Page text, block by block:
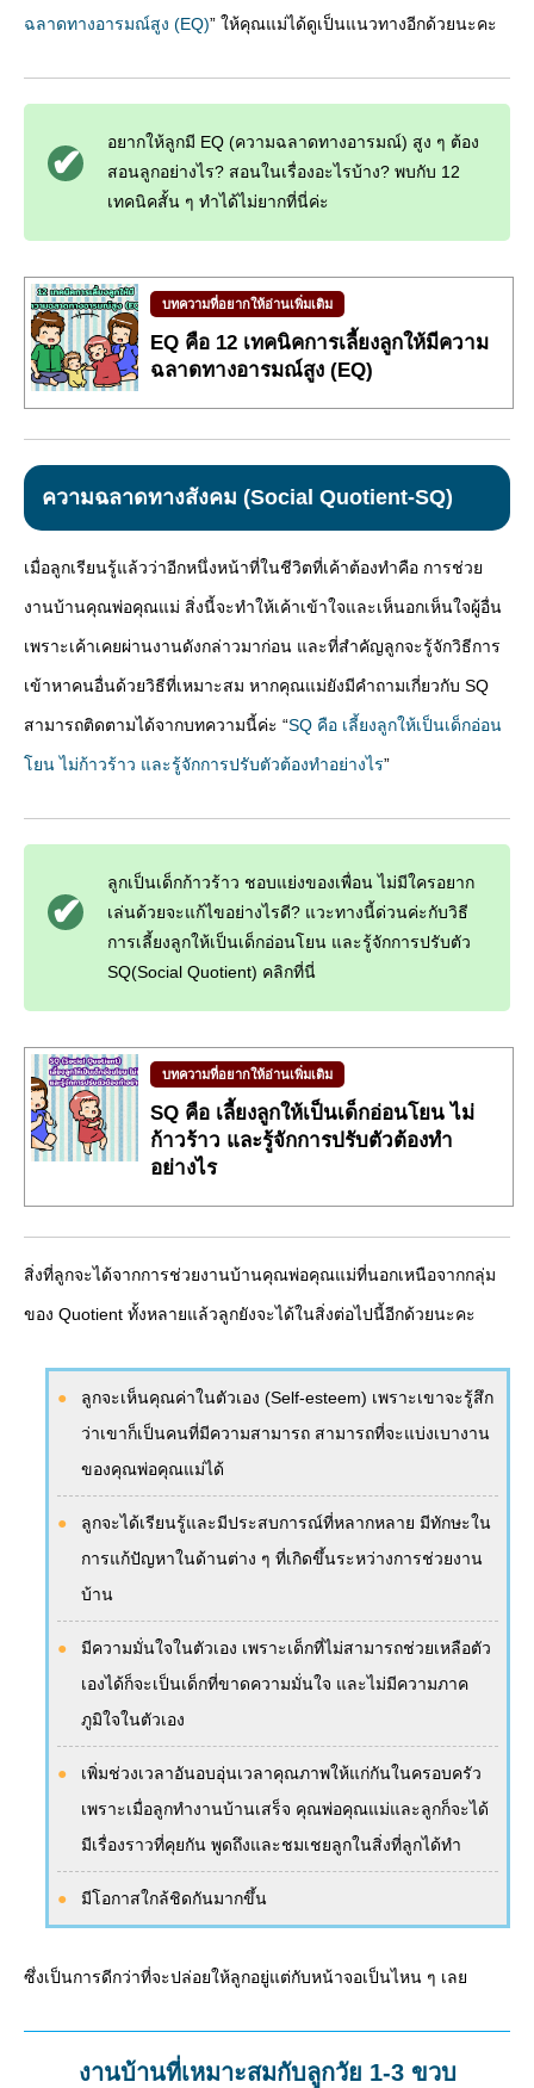
ฉลาดทางอารมณ์สูง (EQ)” ให้คุณแม่ได้ดูเป็นแนวทางอีกด้วยนะคะ
อยากให้ลูกมี EQ (ความฉลาดทางอารมณ์) สูง ๆ ต้อง
สอนลูกอย่างไร? สอนในเรื่องอะไรบ้าง? พบกับ 12
เทคนิคสั้น ๆ ทำได้ไม่ยากที่นี่ค่ะ
บทความที่อยากให้อ่านเพิ่มเติม
EQ คือ 12 เทคนิคการเลี้ยงลูกให้มีความ
ฉลาดทางอารมณ์สูง (EQ)
ความฉลาดทางสังคม (Social Quotient-SQ)
เมื่อลูกเรียนรู้แล้วว่าอีกหนึ่งหน้าที่ในชีวิตที่เค้าต้องทำคือ การช่วย
งานบ้านคุณพ่อคุณแม่ สิ่งนี้จะทำให้เค้าเข้าใจและเห็นอกเห็นใจผู้อื่น
เพราะเค้าเคยผ่านงานดังกล่าวมาก่อน และที่สำคัญลูกจะรู้จักวิธีการ
เข้าหาคนอื่นด้วยวิธีที่เหมาะสม หากคุณแม่ยังมีคำถามเกี่ยวกับ SQ
สามารถติดตามได้จากบทความนี้ค่ะ “SQ คือ เลี้ยงลูกให้เป็นเด็กอ่อน
โยน ไม่ก้าวร้าว และรู้จักการปรับตัวต้องทำอย่างไร”
ลูกเป็นเด็กก้าวร้าว ชอบแย่งของเพื่อน ไม่มีใครอยาก
เล่นด้วยจะแก้ไขอย่างไรดี? แวะทางนี้ด่วนค่ะกับวิธี
การเลี้ยงลูกให้เป็นเด็กอ่อนโยน และรู้จักการปรับตัว
SQ(Social Quotient) คลิกที่นี่
บทความที่อยากให้อ่านเพิ่มเติม
SQ คือ เลี้ยงลูกให้เป็นเด็กอ่อนโยน ไม่
ก้าวร้าว และรู้จักการปรับตัวต้องทำ
อย่างไร
สิ่งที่ลูกจะได้จากการช่วยงานบ้านคุณพ่อคุณแม่ที่นอกเหนือจากกลุ่ม
ของ Quotient ทั้งหลายแล้วลูกยังจะได้ในสิ่งต่อไปนี้อีกด้วยนะคะ
ลูกจะเห็นคุณค่าในตัวเอง (Self-esteem) เพราะเขาจะรู้สึก
ว่าเขาก็เป็นคนที่มีความสามารถ สามารถที่จะแบ่งเบางาน
ของคุณพ่อคุณแม่ได้
ลูกจะได้เรียนรู้และมีประสบการณ์ที่หลากหลาย มีทักษะใน
การแก้ปัญหาในด้านต่าง ๆ ที่เกิดขึ้นระหว่างการช่วยงาน
บ้าน
มีความมั่นใจในตัวเอง เพราะเด็กที่ไม่สามารถช่วยเหลือตัว
เองได้ก็จะเป็นเด็กที่ขาดความมั่นใจ และไม่มีความภาค
ภูมิใจในตัวเอง
เพิ่มช่วงเวลาอันอบอุ่นเวลาคุณภาพให้แก่กันในครอบครัว
เพราะเมื่อลูกทำงานบ้านเสร็จ คุณพ่อคุณแม่และลูกก็จะได้
มีเรื่องราวที่คุยกัน พูดถึงและชมเชยลูกในสิ่งที่ลูกได้ทำ
มีโอกาสใกล้ชิดกันมากขึ้น
ซึ่งเป็นการดีกว่าที่จะปล่อยให้ลูกอยู่แต่กับหน้าจอเป็นไหน ๆ เลย
งานบ้านที่เหมาะสมกับลูกวัย 1-3 ขวบ